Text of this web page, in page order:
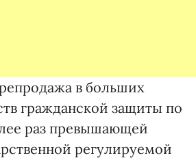
в больших
гражданской защиты по
раз превышающей
регулируемой